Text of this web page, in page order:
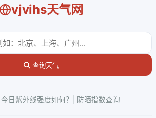
vjvihs天气网
查询天气
日紫外线强度如何？| 防晒指数查询